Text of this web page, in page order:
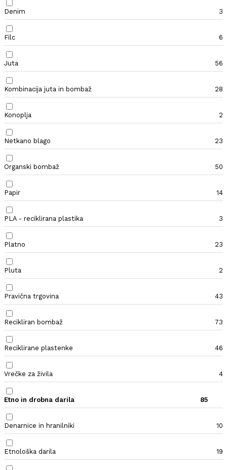
Denim 3
Filc 6
Juta 56
Kombinacija juta in bombaž 28
Konoplja 2
Netkano blago 23
Organski bombaž 50
Papir 14
PLA - reciklirana plastika 3
Platno 23
Pluta 2
Pravična trgovina 43
Recikliran bombaž 73
Reciklirane plastenke 46
Vrečke za živila 4
Etno in drobna darila 85
Denarnice in hranilniki 10
Etnološka darila 19